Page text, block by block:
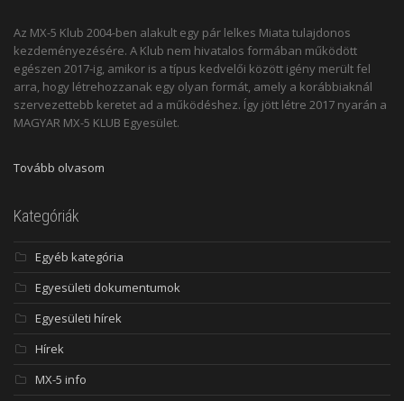
Az MX-5 Klub 2004-ben alakult egy pár lelkes Miata tulajdonos
kezdeményezésére. A Klub nem hivatalos formában működött
egészen 2017-ig, amikor is a típus kedvelői között igény merült fel
arra, hogy létrehozzanak egy olyan formát, amely a korábbiaknál
szervezettebb keretet ad a működéshez. Így jött létre 2017 nyarán a
MAGYAR MX-5 KLUB Egyesület.
Tovább olvasom
Kategóriák
Egyéb kategória
Egyesületi dokumentumok
Egyesületi hírek
Hírek
MX-5 info